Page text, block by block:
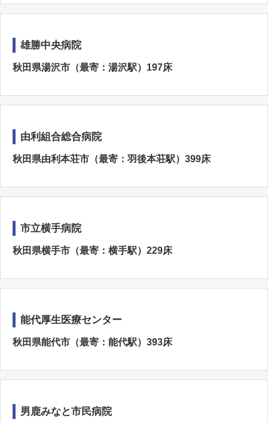
雄勝中央病院
秋田県湯沢市（最寄：湯沢駅）197床
由利組合総合病院
秋田県由利本荘市（最寄：羽後本荘駅）399床
市立横手病院
秋田県横手市（最寄：横手駅）229床
能代厚生医療センター
秋田県能代市（最寄：能代駅）393床
男鹿みなと市民病院